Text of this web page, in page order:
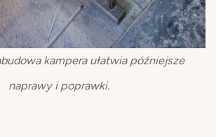
kampera ułatwia późniejsze
naprawy i poprawki.